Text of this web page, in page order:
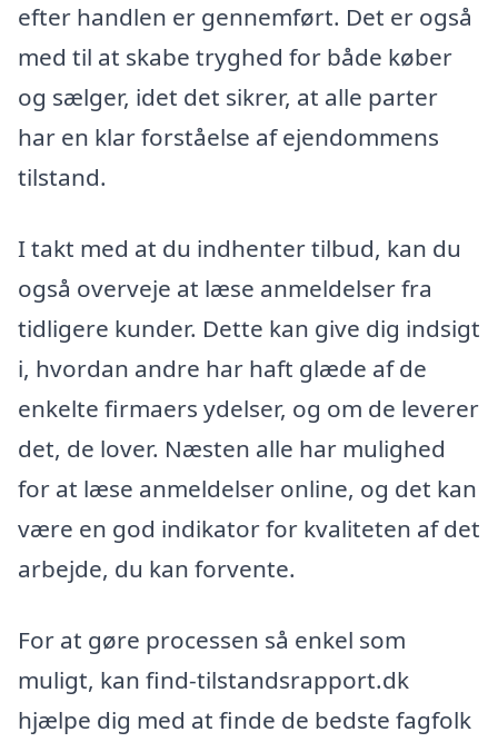
efter handlen er gennemført. Det er også
med til at skabe tryghed for både køber
og sælger, idet det sikrer, at alle parter
har en klar forståelse af ejendommens
tilstand.
I takt med at du indhenter tilbud, kan du
også overveje at læse anmeldelser fra
tidligere kunder. Dette kan give dig indsigt
i, hvordan andre har haft glæde af de
enkelte firmaers ydelser, og om de leverer
det, de lover. Næsten alle har mulighed
for at læse anmeldelser online, og det kan
være en god indikator for kvaliteten af det
arbejde, du kan forvente.
For at gøre processen så enkel som
muligt, kan find-tilstandsrapport.dk
hjælpe dig med at finde de bedste fagfolk